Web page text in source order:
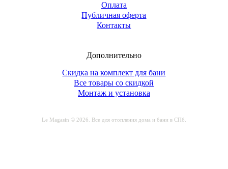
Оплата
Публичная оферта
Контакты
Дополнительно
Скидка на комплект для бани
Все товары со скидкой
Монтаж и установка
Le Magasin © 2026. Все для отопления дома и бани в СПб.